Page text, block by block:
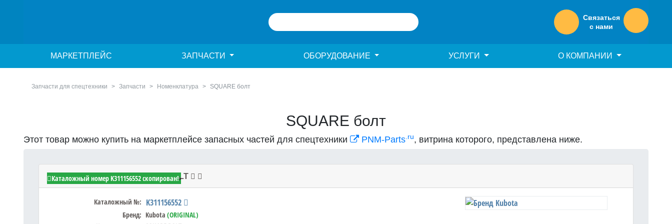
Связаться
с нами
МАРКЕТПЛЕЙС ЗАПЧАСТИ ОБОРУДОВАНИЕ УСЛУГИ О КОМПАНИИ
Запчасти для спецтехники Запчасти Номенклатура SQUARE болт
SQUARE болт
Этот товар можно купить на маркетплейсе запасных частей для спецтехники PNM-Parts.ru, витрина которого, представлена ниже.
Kubota K311156552 - SQUARE BOLT
Каталожный №: K311156552
Бренд: Kubota (ORIGINAL)
Каталожный номер K311156552 скопирован!